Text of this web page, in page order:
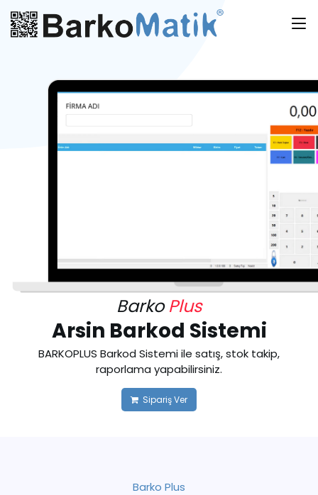
BarkoPlus
Arsin Barkod Sistemi
BARKOPLUS Barkod Sistemi ile satış, stok takip,
raporlama yapabilirsiniz.
Sipariş Ver
Barko Plus